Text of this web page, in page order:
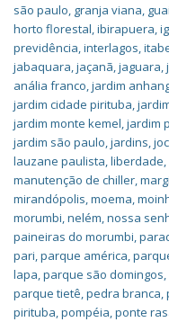
são paulo, granja viana,
horto florestal,ibirapuera,
previdência,interlagos,
jabaquara,jaçanã,jaguara,
anália franco,jardim
jardim cidade pirituba,
jardim monte kemel,jardim
jardim são paulo,jardins,
lauzane paulista,liberdade,
manutenção de chiller,
mirandópolis,moema,
morumbi,nelém,nossa
paineiras do morumbi,
pari,parque américa,
lapa,parque são domingos,
parque tietê,pedra branca,
pirituba,pompéia,ponte